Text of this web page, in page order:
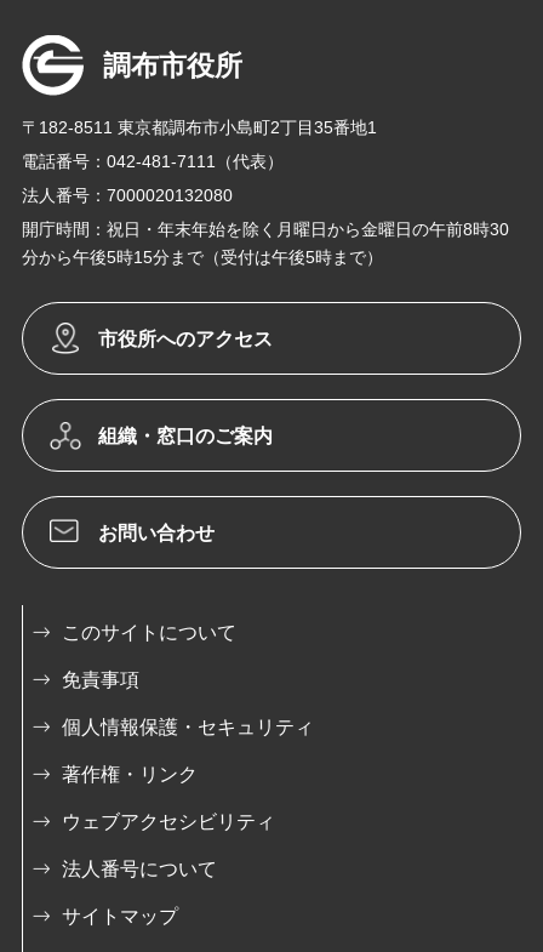
調布市役所
〒182-8511 東京都調布市小島町2丁目35番地1
電話番号：042-481-7111（代表）
法人番号：7000020132080
開庁時間：祝日・年末年始を除く月曜日から金曜日の午前8時30
分から午後5時15分まで（受付は午後5時まで）
市役所へのアクセス
組織・窓口のご案内
お問い合わせ
このサイトについて
免責事項
個人情報保護・セキュリティ
著作権・リンク
ウェブアクセシビリティ
法人番号について
サイトマップ